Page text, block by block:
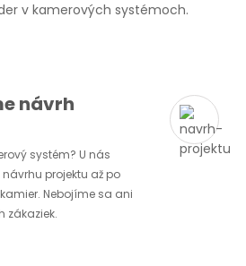
v kamerových systémoch.
návrh
systém? U nás
projektu až po
Nebojíme sa ani
zákaziek.